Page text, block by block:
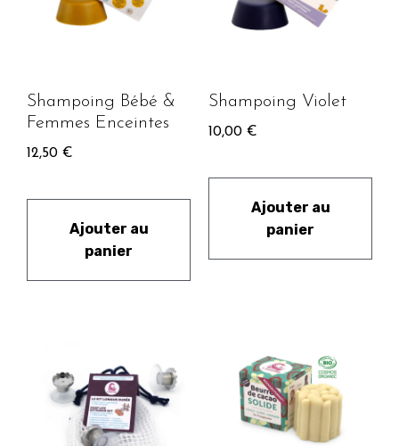
Shampoing Bébé &
Femmes Enceintes
12,50 €
Ajouter au
panier
Shampoing Violet
10,00 €
Ajouter au
panier